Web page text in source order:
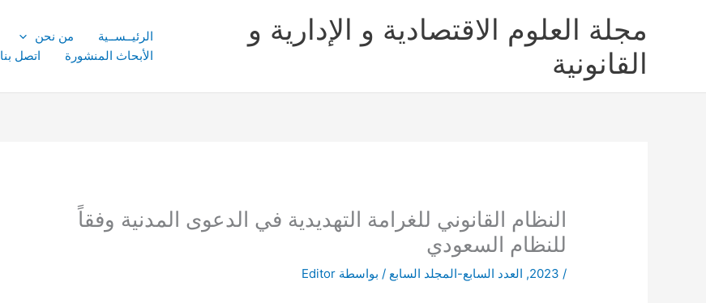
مجلة العلوم الاقتصادية و الإدارية و
القانونية
الرئيــســية من نحن
الأبحاث المنشورة
اتصل بنا
النظام القانوني للغرامة التهديدية في الدعوى المدنية وفقاً
للنظام السعودي
/
2023
, العدد السابع-المجلد السابع / بواسطة Editor